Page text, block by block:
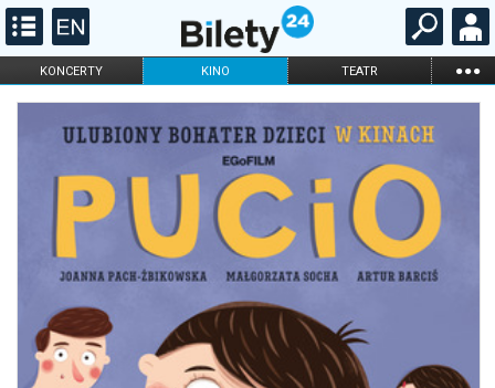
KONCERTY KINO TEATR ...
FILHARMONIA OPERA I BALET
DLA DZIECI
ONLINE KARNETY